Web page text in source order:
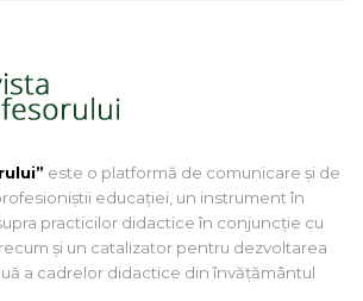
este o platformă de comunicare și de
educației, un instrument în
practicilor didactice în conjuncție cu
și un catalizator pentru dezvoltarea
a cadrelor didactice din învățământul